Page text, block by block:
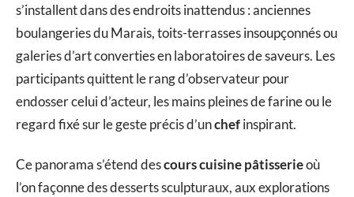
s’installent dans des endroits inattendus : anciennes
boulangeries du Marais, toits-terrasses insoupçonnés ou
galeries d’art converties en laboratoires de saveurs. Les
participants quittent le rang d’observateur pour
endosser celui d’acteur, les mains pleines de farine ou le
regard fixé sur le geste précis d’unchefinspirant.
Ce panorama s’étend descours cuisine pâtisserieoù
l’on façonne des desserts sculpturaux, aux explorations